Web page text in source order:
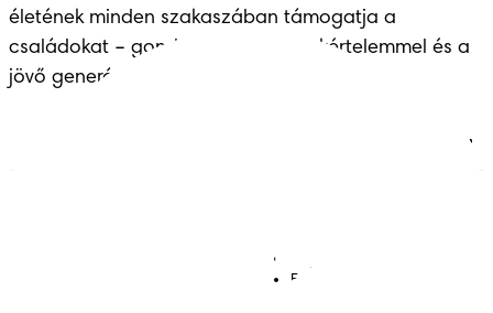
életének minden szakaszában támogatja a
családokat – gondoskodással, szakértelemmel és a
jövő generációinak átadott örökséggel.
Felhasználási feltételek